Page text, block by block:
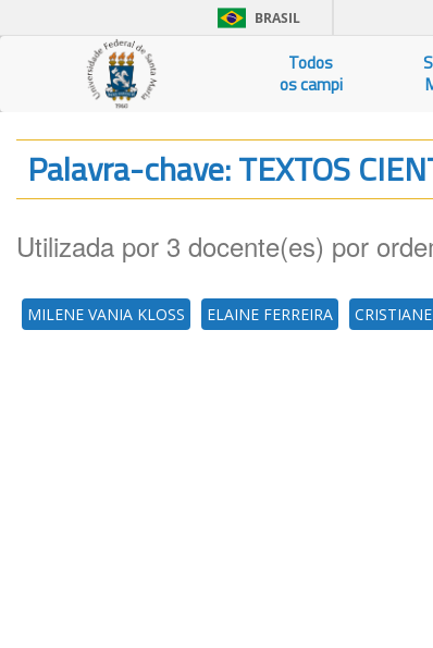
BRASIL
Todos
os campi
Palavra-chave: TEXTOS
Utilizada por 3 docente(es) por
MILENE VANIA KLOSS ELAINE FERREIRA